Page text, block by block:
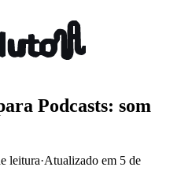
Podcasts: som
leitura·Atualizado em 5 de